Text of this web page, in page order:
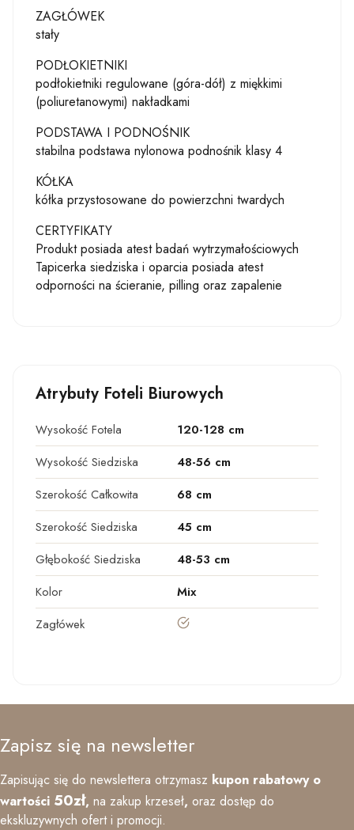
ZAGŁÓWEK
stały
PODŁOKIETNIKI
podłokietniki regulowane (góra-dół) z miękkimi
(poliuretanowymi) nakładkami
PODSTAWA I PODNOŚNIK
stabilna podstawa nylonowa podnośnik klasy 4
KÓŁKA
kółka przystosowane do powierzchni twardych
CERTYFIKATY
Produkt posiada atest badań wytrzymałościowych
Tapicerka siedziska i oparcia posiada atest
odporności na ścieranie, pilling oraz zapalenie
Atrybuty Foteli Biurowych
Wysokość Fotela
120-128 cm
Wysokość Siedziska
48-56 cm
Szerokość Całkowita
68 cm
Szerokość Siedziska
45 cm
Głębokość Siedziska
48-53 cm
Kolor
Mix
Zagłówek
tak
Zapisz się na newsletter
Zapisując się do newslettera otrzymasz kupon rabatowy o
wartości 50zł, na zakup krzeseł, oraz dostęp do
ekskluzywnych ofert i promocji.